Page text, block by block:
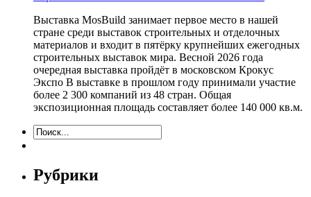
Выставка MosBuild занимает первое место в нашей
стране среди выставок строительных и отделочных
материалов и входит в пятёрку крупнейших ежегодных
строительных выставок мира. Весной 2026 года
очередная выставка пройдёт в московском Крокус
Экспо В выставке в прошлом году принимали участие
более 2 300 компаний из 48 стран. Общая
экспозиционная площадь составляет более 140 000 кв.м.
Рубрики